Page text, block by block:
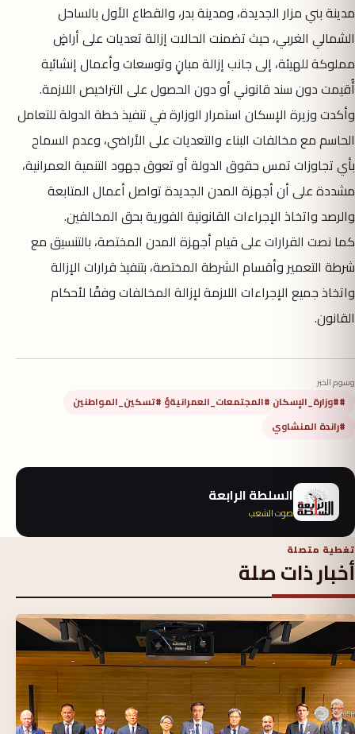
مدينة بني مزار الجديدة، ومدينة بدر، والقطاع الأول بالساحل
الشمالي الغربي، حيث تضمنت الحالات إزالة تعديات على أراضٍ
مملوكة للهيئة، إلى جانب إزالة مبانٍ وتوسعات وأعمال إنشائية
أُقيمت دون سند قانوني أو دون الحصول على التراخيص اللازمة.
وأكدت وزيرة الإسكان استمرار الوزارة في تنفيذ خطة الدولة للتعامل
الحاسم مع مخالفات البناء والتعديات على الأراضي، وعدم السماح
بأي تجاوزات تمس حقوق الدولة أو تعوق جهود التنمية العمرانية،
مشددة على أن أجهزة المدن الجديدة تواصل أعمال المتابعة
والرصد واتخاذ الإجراءات القانونية الفورية بحق المخالفين.
كما نصت القرارات على قيام أجهزة المدن المختصة، بالتنسيق مع
شرطة التعمير وأقسام الشرطة المختصة، بتنفيذ قرارات الإزالة
واتخاذ جميع الإجراءات اللازمة لإزالة المخالفات وفقًا لأحكام
القانون.
وسوم الخبر
##وزارة_الإسكان #المجتمعات_العمرانيةؤ #تسكين_المواطنين
#راندة المنشاوي
السلطة الرابعة
صوت الشعب
تغطية متصلة
أخبار ذات صلة